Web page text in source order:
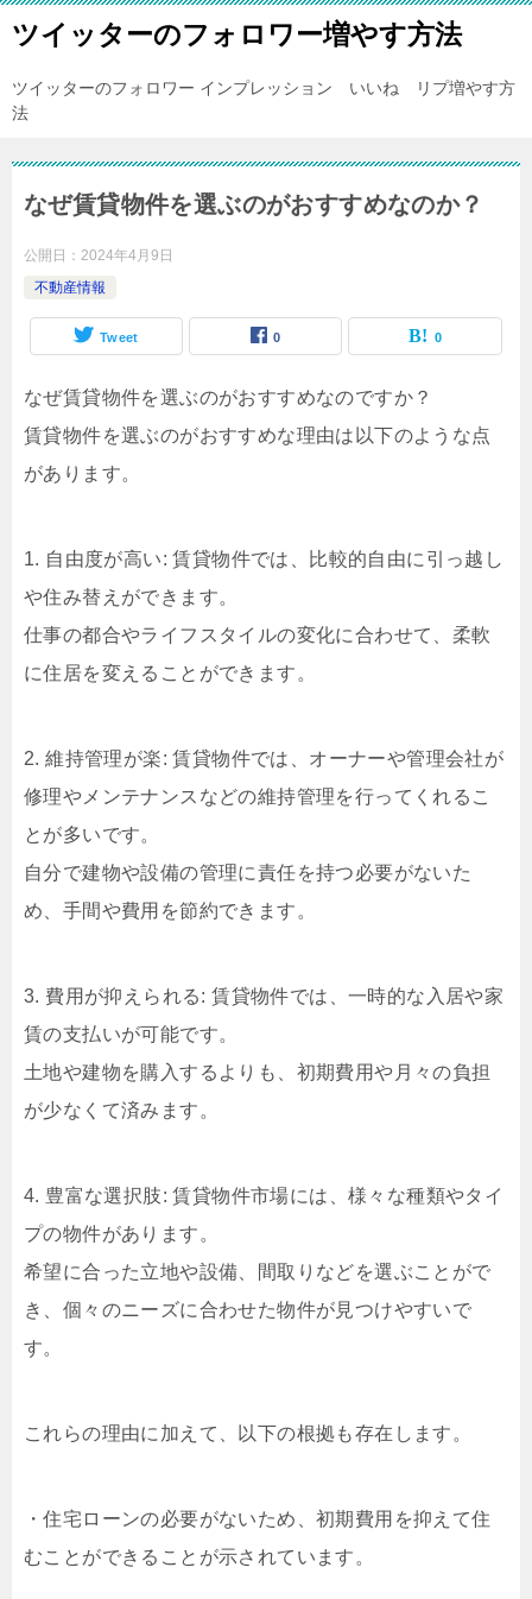
ツイッターのフォロワー増やす方法
ツイッターのフォロワー インプレッション いいね リプ増やす方
法
なぜ賃貸物件を選ぶのがおすすめなのか？
公開日： 2024年4月9日
不動産情報
Tweet 0 0
なぜ賃貸物件を選ぶのがおすすめなのですか？
賃貸物件を選ぶのがおすすめな理由は以下のような点
があります。
1. 自由度が高い: 賃貸物件では、比較的自由に引っ越し
や住み替えができます。
仕事の都合やライフスタイルの変化に合わせて、柔軟
に住居を変えることができます。
2. 維持管理が楽: 賃貸物件では、オーナーや管理会社が
修理やメンテナンスなどの維持管理を行ってくれるこ
とが多いです。
自分で建物や設備の管理に責任を持つ必要がないた
め、手間や費用を節約できます。
3. 費用が抑えられる: 賃貸物件では、一時的な入居や家
賃の支払いが可能です。
土地や建物を購入するよりも、初期費用や月々の負担
が少なくて済みます。
4. 豊富な選択肢: 賃貸物件市場には、様々な種類やタイ
プの物件があります。
希望に合った立地や設備、間取りなどを選ぶことがで
き、個々のニーズに合わせた物件が見つけやすいで
す。
これらの理由に加えて、以下の根拠も存在します。
・住宅ローンの必要がないため、初期費用を抑えて住
むことができることが示されています。